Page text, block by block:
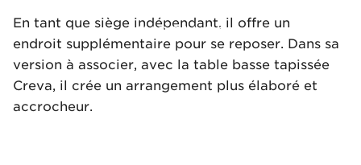
En tant que siège indépendant, il offre un
endroit supplémentaire pour se reposer. Dans sa
version à associer, avec la table basse tapissée
Creva, il crée un arrangement plus élaboré et
accrocheur.